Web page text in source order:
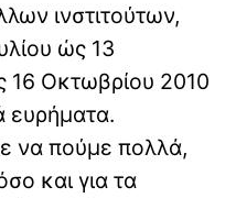
ινστιτούτων,
ώς 13
16 Οκτωβρίου 2010
ευρήματα.
να πούμε πολλά,
και για τα